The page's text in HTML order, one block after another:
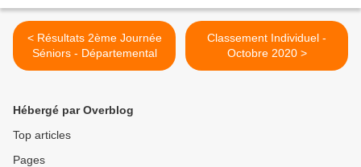
< Résultats 2ème Journée
Séniors - Départemental
Classement Individuel -
Octobre 2020 >
Hébergé par Overblog
Top articles
Pages